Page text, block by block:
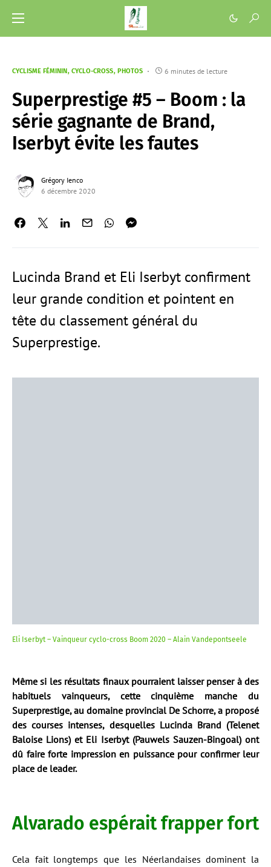
CYCLISME FÉMININ CYCLO-CROSS PHOTOS 6 minutes de lecture
Superprestige #5 – Boom : la
série gagnante de Brand,
Iserbyt évite les fautes
Grégory Ienco
6 décembre 2020
Lucinda Brand et Eli Iserbyt confirment
leur grande condition et pointent en
tête du classement général du
Superprestige.
Eli Iserbyt – Vainqueur cyclo-cross Boom 2020 – Alain Vandepontseele
Même si les résultats finaux pourraient laisser penser à des
habituels vainqueurs, cette cinquième manche du
Superprestige, au domaine provincial De Schorre, a proposé
des courses intenses, desquelles Lucinda Brand (Telenet
Baloise Lions) et Eli Iserbyt (Pauwels Sauzen-Bingoal) ont
dû faire forte impression en puissance pour confirmer leur
place de leader.
Alvarado espérait frapper fort
Cela fait longtemps que les Néerlandaises dominent la